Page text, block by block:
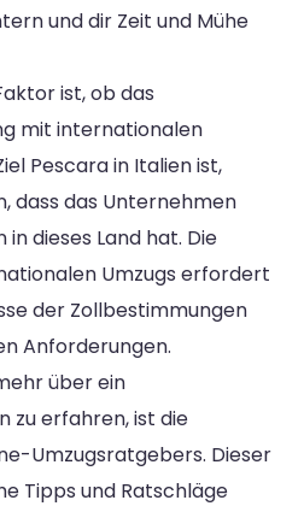
und dir Zeit und Mühe
ist, ob das
mit internationalen
Pescara in Italien ist,
dass das Unternehmen
dieses Land hat. Die
Umzugs erfordert
der Zollbestimmungen
Anforderungen.
über ein
zu erfahren, ist die
Umzugsratgebers. Dieser
Tipps und Ratschläge